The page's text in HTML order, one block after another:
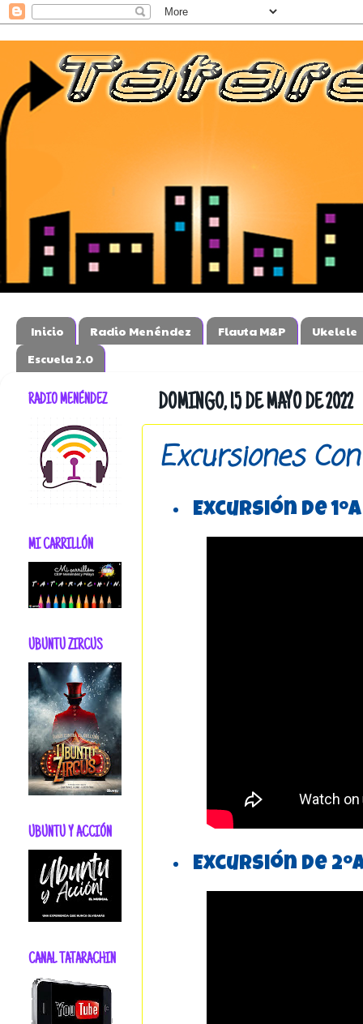
Inicio Radio Menéndez Flauta M&P
Ukelele
Escuela 2.0
DOMINGO, 15 DE MAYO DE 2022
Excursiones
Excursión de 1ºA
Excursión de
RADIO MENÉNDEZ
MI CARRILLÓN
UBUNTU ZIRCUS
UBUNTU Y ACCIÓN
CANAL TATARACHIN